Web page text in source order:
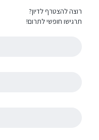
רוצה להצטרף לדיון?
תרגישו חופשי לתרום!